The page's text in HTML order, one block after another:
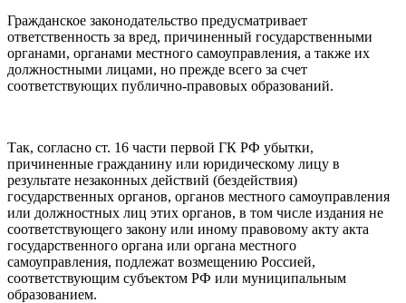
Гражданское законодательство предусматривает
ответственность за вред, причиненный государственными
органами, органами местного самоуправления, а также их
должностными лицами, но прежде всего за счет
соответствующих публично-правовых образований.
Так, согласно ст. 16 части первой ГК РФ убытки,
причиненные гражданину или юридическому лицу в
результате незаконных действий (бездействия)
государственных органов, органов местного самоуправления
или должностных лиц этих органов, в том числе издания не
соответствующего закону или иному правовому акту акта
государственного органа или органа местного
самоуправления, подлежат возмещению Россией,
соответствующим субъектом РФ или муниципальным
образованием.